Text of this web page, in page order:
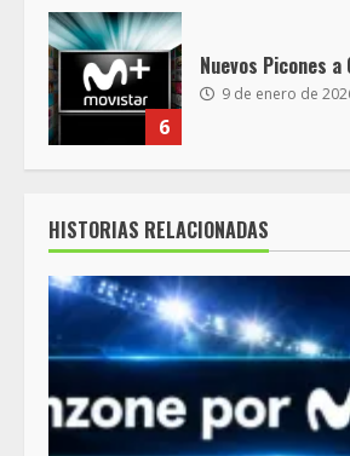
6
Nuevos Picones
9 de enero de
HISTORIAS RELACIONADAS